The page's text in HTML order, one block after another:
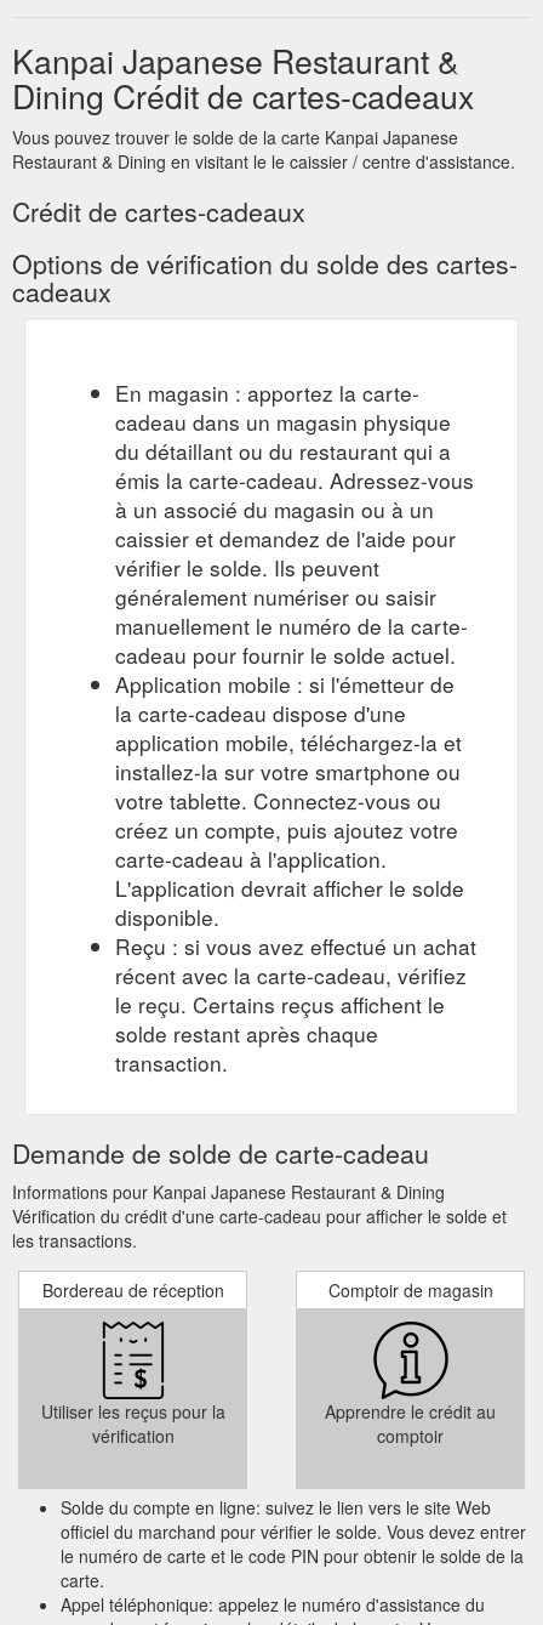
Kanpai Japanese Restaurant &
Dining Crédit de cartes-cadeaux
Vous pouvez trouver le solde de la carte Kanpai Japanese
Restaurant & Dining en visitant le le caissier / centre d'assistance.
Crédit de cartes-cadeaux
Options de vérification du solde des cartes-
cadeaux
En magasin : apportez la carte-
cadeau dans un magasin physique
du détaillant ou du restaurant qui a
émis la carte-cadeau. Adressez-vous
à un associé du magasin ou à un
caissier et demandez de l'aide pour
vérifier le solde. Ils peuvent
généralement numériser ou saisir
manuellement le numéro de la carte-
cadeau pour fournir le solde actuel.
Application mobile : si l'émetteur de
la carte-cadeau dispose d'une
application mobile, téléchargez-la et
installez-la sur votre smartphone ou
votre tablette. Connectez-vous ou
créez un compte, puis ajoutez votre
carte-cadeau à l'application.
L'application devrait afficher le solde
disponible.
Reçu : si vous avez effectué un achat
récent avec la carte-cadeau, vérifiez
le reçu. Certains reçus affichent le
solde restant après chaque
transaction.
Demande de solde de carte-cadeau
Informations pour Kanpai Japanese Restaurant & Dining
Vérification du crédit d'une carte-cadeau pour afficher le solde et
les transactions.
Bordereau de réception
Utiliser les reçus pour la
vérification
Comptoir de magasin
Apprendre le crédit au
comptoir
Solde du compte en ligne: suivez le lien vers le site Web
officiel du marchand pour vérifier le solde. Vous devez entrer
le numéro de carte et le code PIN pour obtenir le solde de la
carte.
Appel téléphonique: appelez le numéro d'assistance du